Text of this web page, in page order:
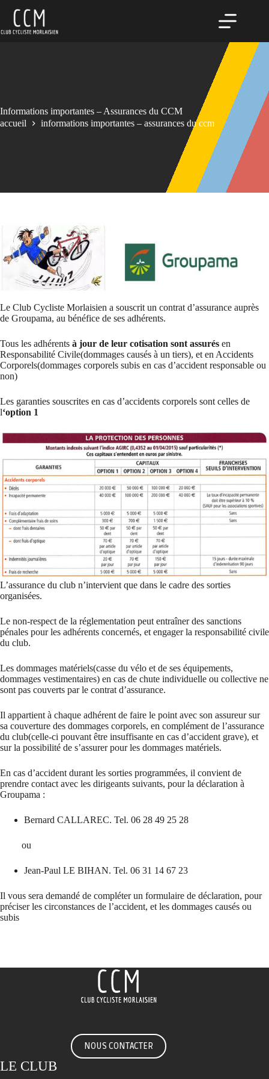
contenu
Informations importantes – Assurances du CCM
accueil
informations importantes – assurances du ccm
Le Club Cycliste Morlaisien a souscrit un contrat d’assurance auprès
de Groupama, au bénéfice de ses adhérents.
Tous les adhérents à jour de leur cotisation sont assurés en
Responsabilité Civile(dommages causés à un tiers), et en Accidents
Corporels(dommages corporels subis en cas d’accident responsable ou
non)
Les garanties souscrites en cas d’accidents corporels sont celles de
l‘option 1
L’assurance du club n’intervient que dans le cadre des sorties
organisées.
Le non-respect de la réglementation peut entraîner des sanctions
pénales pour les adhérents concernés, et engager la responsabilité civile
du club.
Les dommages matériels(casse du vélo et de ses équipements,
dommages vestimentaires) en cas de chute individuelle ou collective ne
sont pas couverts par le contrat d’assurance.
Il appartient à chaque adhérent de faire le point avec son assureur sur
sa couverture des dommages corporels, en complément de l’assurance
du club(celle-ci pouvant être insuffisante en cas d’accident grave), et
sur la possibilité de s’assurer pour les dommages matériels.
En cas d’accident durant les sorties programmées, il convient de
prendre contact avec les dirigeants suivants, pour la déclaration à
Groupama :
Bernard CALLAREC. Tel. 06 28 49 25 28
ou
Jean-Paul LE BIHAN. Tel. 06 31 14 67 23
Il vous sera demandé de compléter un formulaire de déclaration, pour
préciser les circonstances de l’accident, et les dommages causés ou
subis
NOUS CONTACTER
LE CLUB